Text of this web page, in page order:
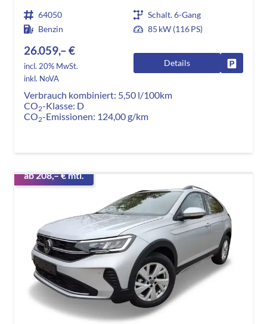
64050
Schalt. 6-Gang
Benzin
85 kW (116 PS)
26.059,– €
incl. 20% MwSt.
inkl. NoVA
Details
Verbrauch kombiniert: 5,50 l/100km
CO2-Klasse: D
CO2-Emissionen: 124,00 g/km
ab 208,– € mtl.